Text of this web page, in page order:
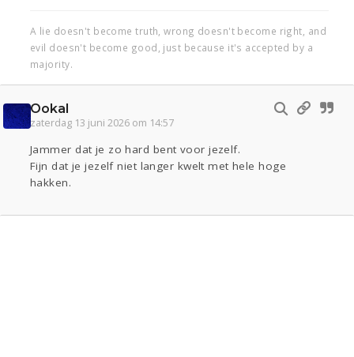
A lie doesn't become truth, wrong doesn't become right, and
evil doesn't become good, just because it's accepted by a
majority.
Ookal
zaterdag 13 juni 2026 om 14:57
Jammer dat je zo hard bent voor jezelf.
Fijn dat je jezelf niet langer kwelt met hele hoge
hakken.